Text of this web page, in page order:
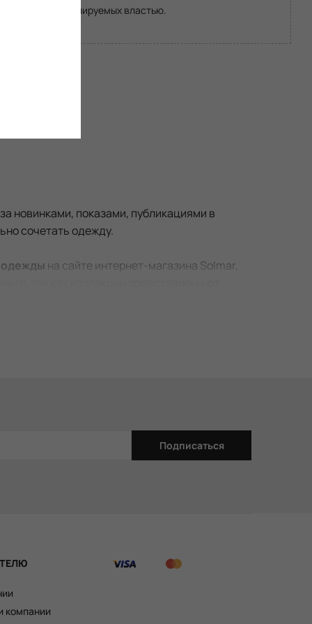
зон, не контролируемых властью.
новинками, показами, публикациями в
сочетать одежду.
на сайте интернет-магазина Solmar,
Подписаться
компании